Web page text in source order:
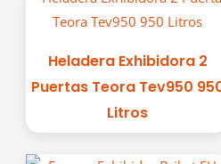
Heladera Exhibidora 2
Puertas Teora Tev950
Litros